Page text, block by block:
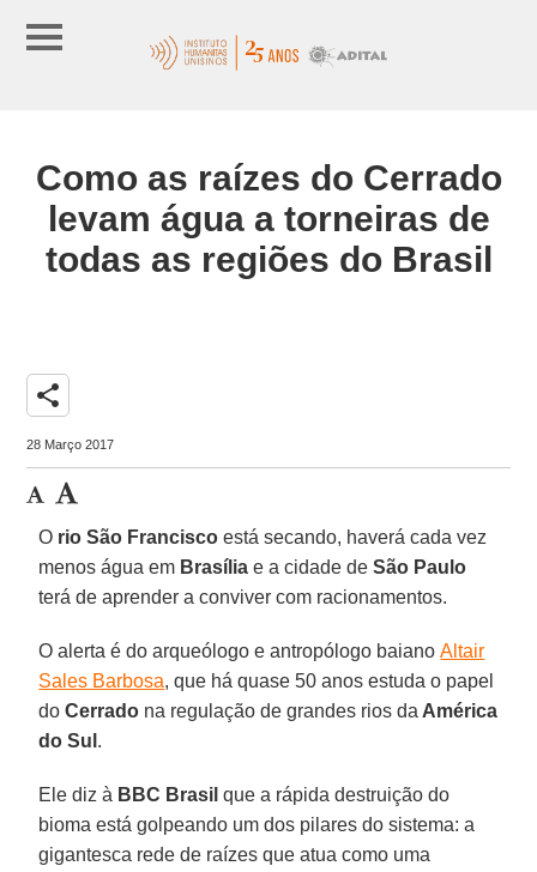
Como as raízes do Cerrado
levam água a torneiras de
todas as regiões do Brasil
share
28 Março 2017
O rio São Francisco está secando, haverá cada vez
menos água em Brasília e a cidade deSão Paulo
terá de aprender a conviver com racionamentos.
O alerta é do arqueólogo e antropólogo baiano Altair
Sales Barbosa, que há quase 50 anos estuda o papel
doCerrado na regulação de grandes rios da América
do Sul .
Ele diz à BBC Brasil que a rápida destruição do
bioma está golpeando um dos pilares do sistema: a
gigantesca rede de raízes que atua como uma